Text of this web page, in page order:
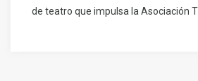
de teatro que impulsa la Asociación